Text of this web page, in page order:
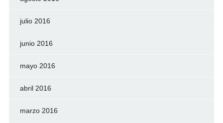
julio 2016
junio 2016
mayo 2016
abril 2016
marzo 2016